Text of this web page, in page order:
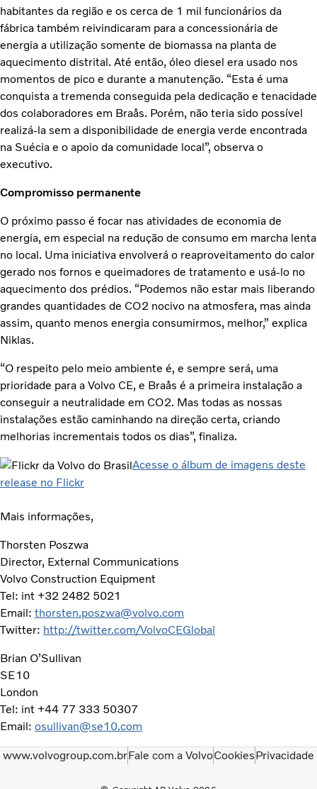
habitantes da região e os cerca de 1 mil funcionários da
fábrica também reivindicaram para a concessionária de
energia a utilização somente de biomassa na planta de
aquecimento distrital. Até então, óleo diesel era usado nos
momentos de pico e durante a manutenção. “Esta é uma
conquista a tremenda conseguida pela dedicação e tenacidade
dos colaboradores em Braås. Porém, não teria sido possível
realizá-la sem a disponibilidade de energia verde encontrada
na Suécia e o apoio da comunidade local”, observa o
executivo.
Compromisso permanente
O próximo passo é focar nas atividades de economia de
energia, em especial na redução de consumo em marcha lenta
no local. Uma iniciativa envolverá o reaproveitamento do calor
gerado nos fornos e queimadores de tratamento e usá-lo no
aquecimento dos prédios. “Podemos não estar mais liberando
grandes quantidades de CO2 nocivo na atmosfera, mas ainda
assim, quanto menos energia consumirmos, melhor,” explica
Niklas.
“O respeito pelo meio ambiente é, e sempre será, uma
prioridade para a Volvo CE, e Braås é a primeira instalação a
conseguir a neutralidade em CO2. Mas todas as nossas
instalações estão caminhando na direção certa, criando
melhorias incrementais todos os dias”, finaliza.
Acesse o álbum de imagens deste
release no Flickr
Mais informações,
Thorsten Poszwa
Director, External Communications
Volvo Construction Equipment
Tel: int +32 2482 5021
Email: thorsten.poszwa@volvo.com
Twitter: http://twitter.com/VolvoCEGlobal
Brian O’Sullivan
SE10
London
Tel: int +44 77 333 50307
Email: osullivan@se10.com
www.volvogroup.com.brFale com a VolvoCookiesPrivacidade